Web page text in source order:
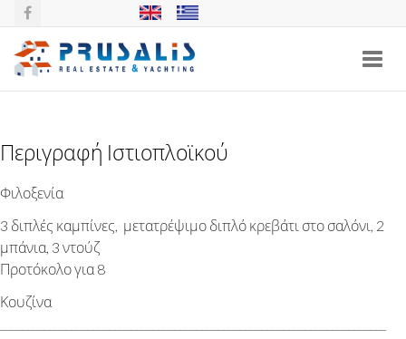
ELAN 40
Περιγραφή Ιστιοπλοϊκού
Φιλοξενία
3 διπλές καμπίνες, μετατρέψιμο διπλό κρεβάτι στο σαλόνι, 2
μπάνια, 3 ντούζ
Προτόκολο για 8
Κουζίνα